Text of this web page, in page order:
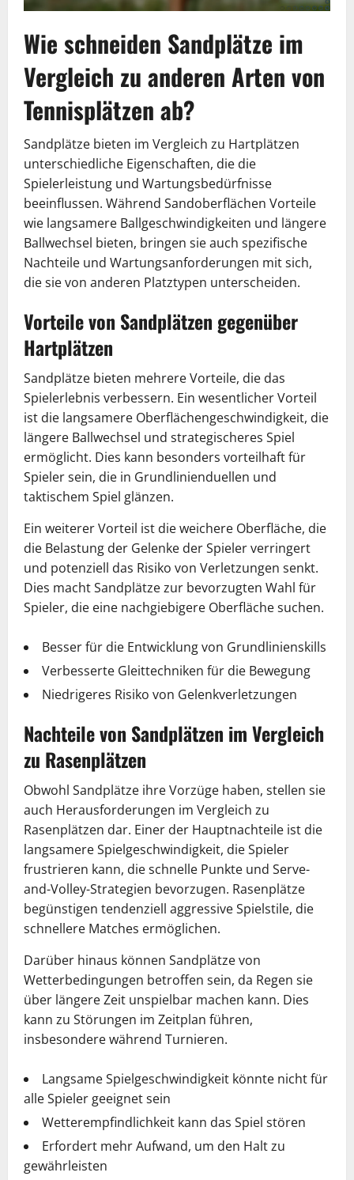
Wie schneiden Sandplätze im
Vergleich zu anderen Arten von
Tennisplätzen ab?
Sandplätze bieten im Vergleich zu Hartplätzen
unterschiedliche Eigenschaften, die die
Spielerleistung und Wartungsbedürfnisse
beeinflussen. Während Sandoberflächen Vorteile
wie langsamere Ballgeschwindigkeiten und längere
Ballwechsel bieten, bringen sie auch spezifische
Nachteile und Wartungsanforderungen mit sich,
die sie von anderen Platztypen unterscheiden.
Vorteile von Sandplätzen gegenüber
Hartplätzen
Sandplätze bieten mehrere Vorteile, die das
Spielerlebnis verbessern. Ein wesentlicher Vorteil
ist die langsamere Oberflächengeschwindigkeit, die
längere Ballwechsel und strategischeres Spiel
ermöglicht. Dies kann besonders vorteilhaft für
Spieler sein, die in Grundlinienduellen und
taktischem Spiel glänzen.
Ein weiterer Vorteil ist die weichere Oberfläche, die
die Belastung der Gelenke der Spieler verringert
und potenziell das Risiko von Verletzungen senkt.
Dies macht Sandplätze zur bevorzugten Wahl für
Spieler, die eine nachgiebigere Oberfläche suchen.
Besser für die Entwicklung von Grundlinienskills
Verbesserte Gleittechniken für die Bewegung
Niedrigeres Risiko von Gelenkverletzungen
Nachteile von Sandplätzen im Vergleich
zu Rasenplätzen
Obwohl Sandplätze ihre Vorzüge haben, stellen sie
auch Herausforderungen im Vergleich zu
Rasenplätzen dar. Einer der Hauptnachteile ist die
langsamere Spielgeschwindigkeit, die Spieler
frustrieren kann, die schnelle Punkte und Serve-
and-Volley-Strategien bevorzugen. Rasenplätze
begünstigen tendenziell aggressive Spielstile, die
schnellere Matches ermöglichen.
Darüber hinaus können Sandplätze von
Wetterbedingungen betroffen sein, da Regen sie
über längere Zeit unspielbar machen kann. Dies
kann zu Störungen im Zeitplan führen,
insbesondere während Turnieren.
Langsame Spielgeschwindigkeit könnte nicht für
alle Spieler geeignet sein
Wetterempfindlichkeit kann das Spiel stören
Erfordert mehr Aufwand, um den Halt zu
gewährleisten